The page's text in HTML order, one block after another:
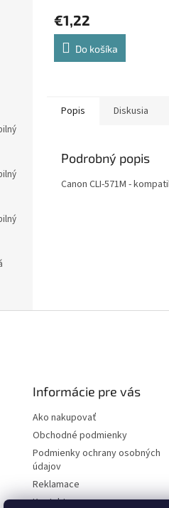
€1,22
Do košíka
Popis Diskusia
Podrobný popis
Canon CLI-571M -
Informácie pre vás
Ako nakupovať
Obchodné podmienky
Podmienky ochrany osobných
údajov
Reklamace
Kontakty